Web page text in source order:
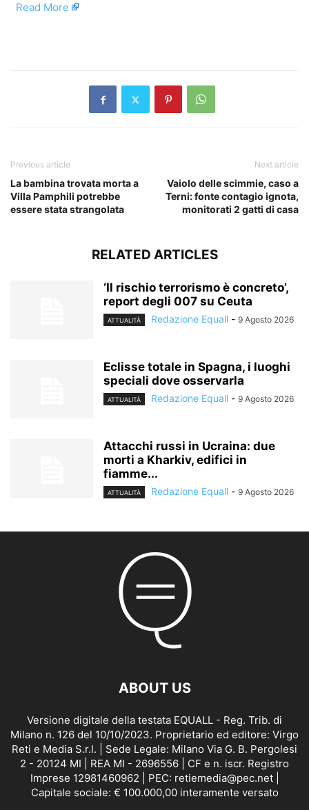
Read More
Previous article
La bambina trovata morta a
Villa Pamphili potrebbe
essere stata strangolata
Next article
Vaiolo delle scimmie, caso a
Terni: fonte contagio ignota,
monitorati 2 gatti di casa
RELATED ARTICLES
‘Il rischio terrorismo è concreto’,
report degli 007 su Ceuta
ATTUALITÀ Redazione Equall - 9 Agosto 2026
Eclisse totale in Spagna, i luoghi
speciali dove osservarla
ATTUALITÀ Redazione Equall - 9 Agosto 2026
Attacchi russi in Ucraina: due
morti a Kharkiv, edifici in
fiamme...
ATTUALITÀ Redazione Equall - 9 Agosto 2026
ABOUT US
Versione digitale della testata EQUALL - Reg. Trib. di
Milano n. 126 del 10/10/2023. Proprietario ed editore: Virgo
Reti e Media S.r.l. | Sede Legale: Milano Via G. B. Pergolesi
2 - 20124 MI | REA MI - 2696556 | CF e n. iscr. Registro
Imprese 12981460962 | PEC: retiemedia@pec.net |
Capitale sociale: € 100.000,00 interamente versato